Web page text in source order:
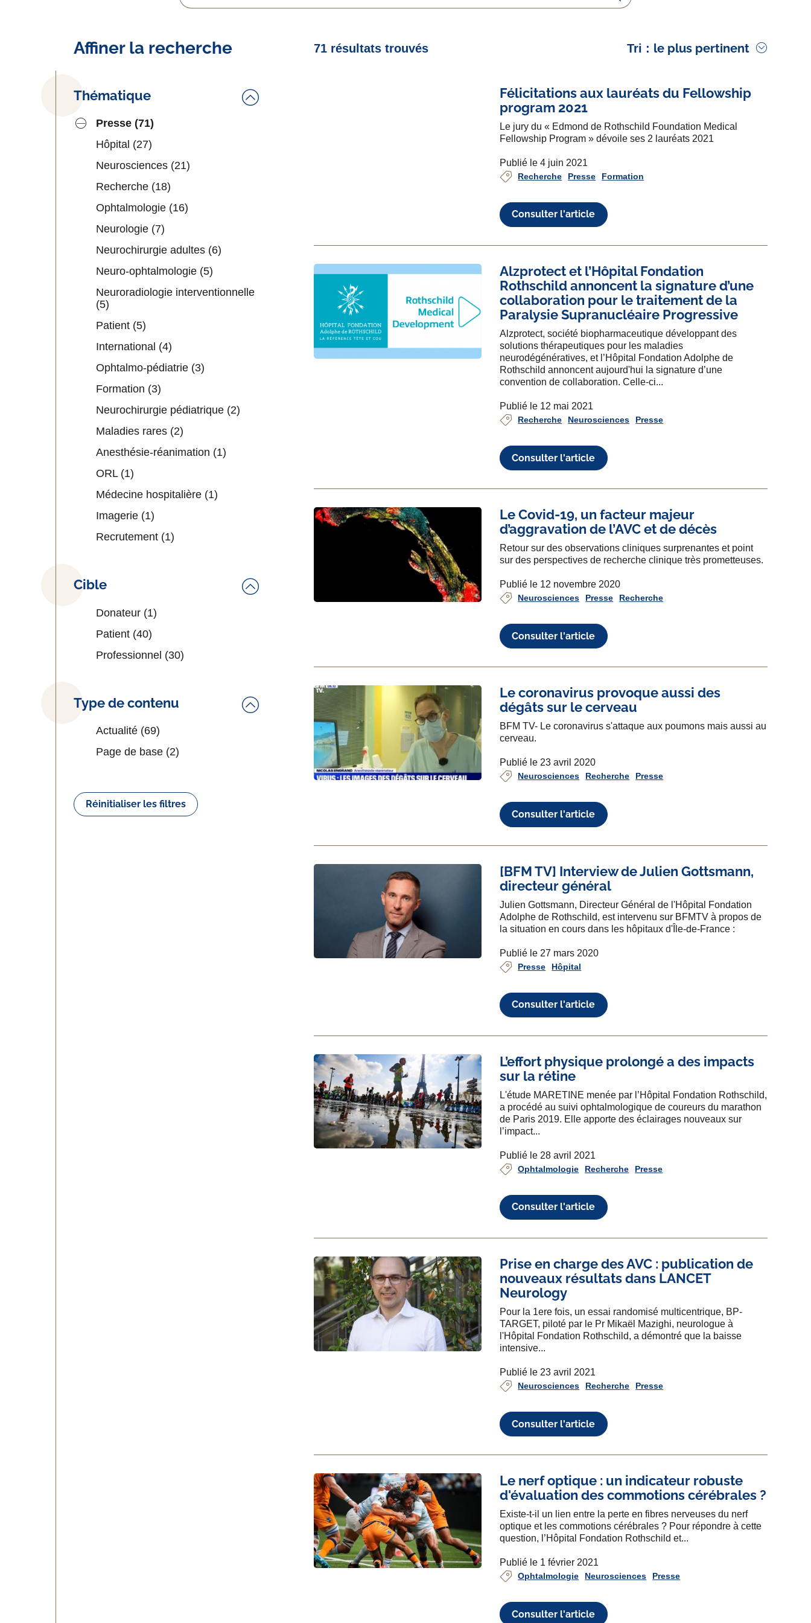
Affiner la recherche
Thématique
Presse (71)
Hôpital (27)
Neurosciences (21)
Recherche (18)
Ophtalmologie (16)
Neurologie (7)
Neurochirurgie adultes (6)
Neuro-ophtalmologie (5)
Neuroradiologie interventionnelle
(5)
Patient (5)
International (4)
Ophtalmo-pédiatrie (3)
Formation (3)
Neurochirurgie pédiatrique (2)
Maladies rares (2)
Anesthésie-réanimation (1)
ORL (1)
Médecine hospitalière (1)
Imagerie (1)
Recrutement (1)
Cible
Donateur (1)
Patient (40)
Professionnel (30)
Type de contenu
Actualité (69)
Page de base (2)
Réinitialiser les filtres
71 résultats trouvés Tri : le plus pertinent
Félicitations aux lauréats du Fellowship
program 2021
Le jury du « Edmond de Rothschild Foundation Medical
Fellowship Program » dévoile ses 2 lauréats 2021
Publié le 4 juin 2021
Recherche Presse Formation
Consulter l'article
Alzprotect et l’Hôpital Fondation
Rothschild annoncent la signature d’une
collaboration pour le traitement de la
Paralysie Supranucléaire Progressive
Alzprotect, société biopharmaceutique développant des
solutions thérapeutiques pour les maladies
neurodégénératives, et l’Hôpital Fondation Adolphe de
Rothschild annoncent aujourd'hui la signature d’une
convention de collaboration. Celle-ci...
Publié le 12 mai 2021
Recherche Neurosciences Presse
Consulter l'article
Le Covid-19, un facteur majeur
d’aggravation de l’AVC et de décès
Retour sur des observations cliniques surprenantes et point
sur des perspectives de recherche clinique très prometteuses.
Publié le 12 novembre 2020
Neurosciences Presse Recherche
Consulter l'article
Le coronavirus provoque aussi des
dégâts sur le cerveau
BFM TV- Le coronavirus s'attaque aux poumons mais aussi au
cerveau.
Publié le 23 avril 2020
Neurosciences Recherche Presse
Consulter l'article
[BFM TV] Interview de Julien Gottsmann,
directeur général
Julien Gottsmann, Directeur Général de l'Hôpital Fondation
Adolphe de Rothschild, est intervenu sur BFMTV à propos de
la situation en cours dans les hôpitaux d'Île-de-France :
Publié le 27 mars 2020
Presse Hôpital
Consulter l'article
L’effort physique prolongé a des impacts
sur la rétine
L'étude MARETINE menée par l’Hôpital Fondation Rothschild,
a procédé au suivi ophtalmologique de coureurs du marathon
de Paris 2019. Elle apporte des éclairages nouveaux sur
l’impact...
Publié le 28 avril 2021
Ophtalmologie Recherche Presse
Consulter l'article
Prise en charge des AVC : publication de
nouveaux résultats dans LANCET
Neurology
Pour la 1ere fois, un essai randomisé multicentrique, BP-
TARGET, piloté par le Pr Mikaël Mazighi, neurologue à
l'Hôpital Fondation Rothschild, a démontré que la baisse
intensive...
Publié le 23 avril 2021
Neurosciences Recherche Presse
Consulter l'article
Le nerf optique : un indicateur robuste
d'évaluation des commotions cérébrales ?
Existe-t-il un lien entre la perte en fibres nerveuses du nerf
optique et les commotions cérébrales ? Pour répondre à cette
question, l’Hôpital Fondation Rothschild et...
Publié le 1 février 2021
Ophtalmologie Neurosciences Presse
Consulter l'article